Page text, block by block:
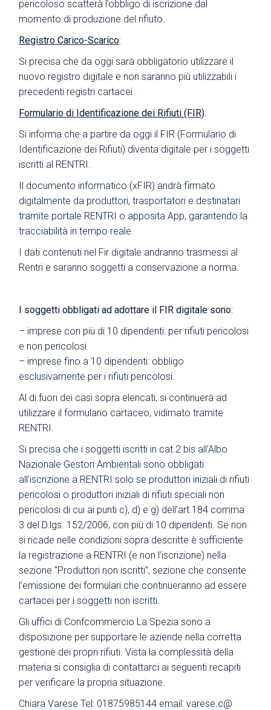
pericoloso scatterà l’obbligo di iscrizione dal
momento di produzione del rifiuto.
Registro Carico-Scarico:
Si precisa che da oggi sarà obbligatorio utilizzare il
nuovo registro digitale e non saranno più utilizzabili i
precedenti registri cartacei.
Formulario di Identificazione dei Rifiuti (FIR):
Si informa che a partire da oggi il FIR (Formulario di
Identificazione dei Rifiuti) diventa digitale per i soggetti
iscritti al RENTRI.
Il documento informatico (xFIR) andrà firmato
digitalmente da produttori, trasportatori e destinatari
tramite portale RENTRI o apposita App, garantendo la
tracciabilità in tempo reale.
I dati contenuti nel Fir digitale andranno trasmessi al
Rentri e saranno soggetti a conservazione a norma.
I soggetti obbligati ad adottare il FIR digitale sono:
– imprese con più di 10 dipendenti: per rifiuti pericolosi
e non pericolosi.
– imprese fino a 10 dipendenti: obbligo
esclusivamente per i rifiuti pericolosi.
Al di fuori dei casi sopra elencati, si continuerà ad
utilizzare il formulario cartaceo, vidimato tramite
RENTRI.
Si precisa che i soggetti iscritti in cat.2 bis all’Albo
Nazionale Gestori Ambientali sono obbligati
all’iscrizione a RENTRI solo se produttori iniziali di rifiuti
pericolosi o produttori iniziali di rifiuti speciali non
pericolosi di cui ai punti c), d) e g) dell’art.184 comma
3 del D.lgs. 152/2006, con più di 10 dipendenti. Se non
si ricade nelle condizioni sopra descritte è sufficiente
la registrazione a RENTRI (e non l’iscrizione) nella
sezione “Produttori non iscritti”, sezione che consente
l’emissione dei formulari che continueranno ad essere
cartacei per i soggetti non iscritti.
Gli uffici di Confcommercio La Spezia sono a
disposizione per supportare le aziende nella corretta
gestione dei propri rifiuti. Vista la complessità della
materia si consiglia di contattarci ai seguenti recapiti
per verificare la propria situazione.
Chiara Varese Tel: 01875985144 email:varese.c@